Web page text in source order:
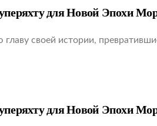
для Новой Эпохи
своей истории,
для Новой Эпохи